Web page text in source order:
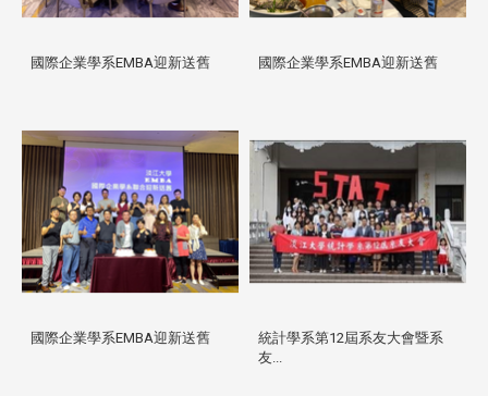
國際企業學系EMBA迎新送舊 國際企業學系EMBA迎新送舊
國際企業學系EMBA迎新送舊
統計學系第12屆系友大會暨系
友...